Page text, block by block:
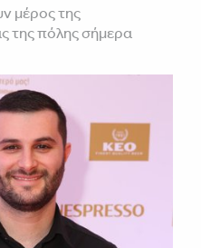
μέρος της
της πόλης σήμερα